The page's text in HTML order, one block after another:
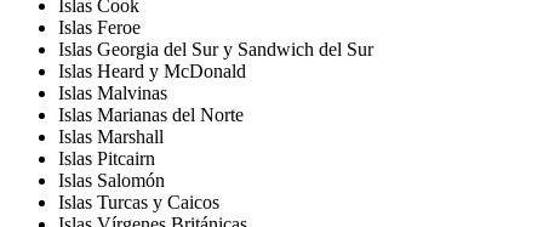
Islas Cook
Islas Feroe
Islas Georgia del Sur y Sandwich del Sur
Islas Heard y McDonald
Islas Malvinas
Islas Marianas del Norte
Islas Marshall
Islas Pitcairn
Islas Salomón
Islas Turcas y Caicos